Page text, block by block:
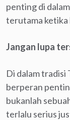
penting di
terutama ketika
Jangan lupa t
Di dalam tradisi
berperan
bukanlah
terlalu serius